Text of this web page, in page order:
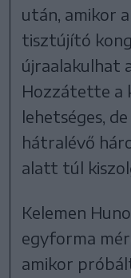
után, amikor
tisztújító
újraalakulhat
Hozzátette a
lehetséges,
hátralévő
alatt túl
Kelemen
egyforma
amikor